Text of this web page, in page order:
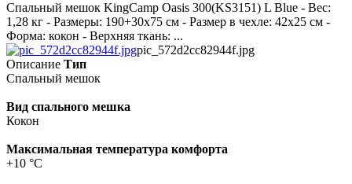
Спальный мешок KingCamp Oasis 300(KS3151) L Blue - Вес:
1,28 кг - Размеры: 190+30х75 см - Размер в чехле: 42х25 см -
Форма: кокон - Верхняя ткань: ...
pic_572d2cc82944f.jpg
Описание Тип
Спальный мешок
Вид спального мешка
Кокон
Максимальная температура комфорта
+10 °C